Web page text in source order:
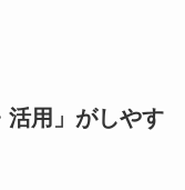
活用」がしやす